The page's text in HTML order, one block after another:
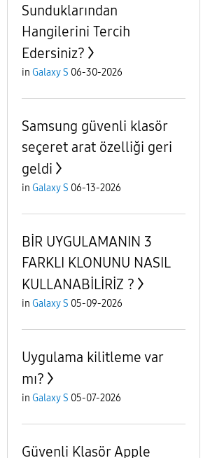
Sunduklarından
Hangilerini Tercih
Edersiniz?
in Galaxy S 06-30-2026
Samsung güvenli klasör
seçeret arat özelliği geri
geldi
in Galaxy S 06-13-2026
BİR UYGULAMANIN 3
FARKLI KLONUNU NASIL
KULLANABİLİRİZ ?
in Galaxy S 05-09-2026
Uygulama kilitleme var
mı?
in Galaxy S 05-07-2026
Güvenli Klasör Apple